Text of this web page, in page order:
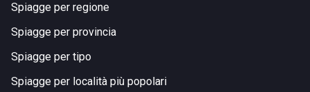
Spiagge per regione
Spiagge per provincia
Spiagge per tipo
Spiagge per località più popolari